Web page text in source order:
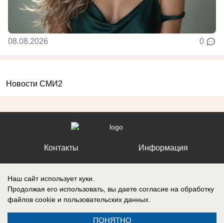
08.08.2026 0
Новости СМИ2
Контакты Информация
Регистрационный номер №: ЭЛ № ФС 77 – 87210, выдано
Наш сайт использует куки.
Продолжая его использовать, вы даете согласие на обработку
файлов cookie и пользовательских данных.
ПОНЯТНО